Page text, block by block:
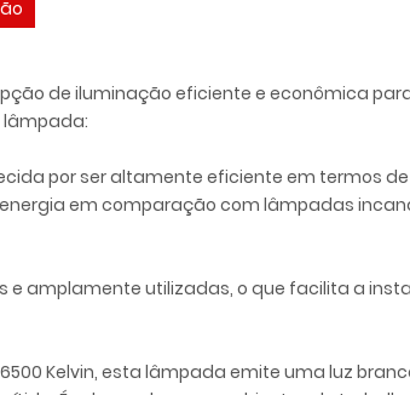
opção de iluminação eficiente e econômica
por ser altamente eficiente em termos
em comparação com lâmpadas
e amplamente utilizadas, o que facilita a
Kelvin, esta lâmpada emite uma luz